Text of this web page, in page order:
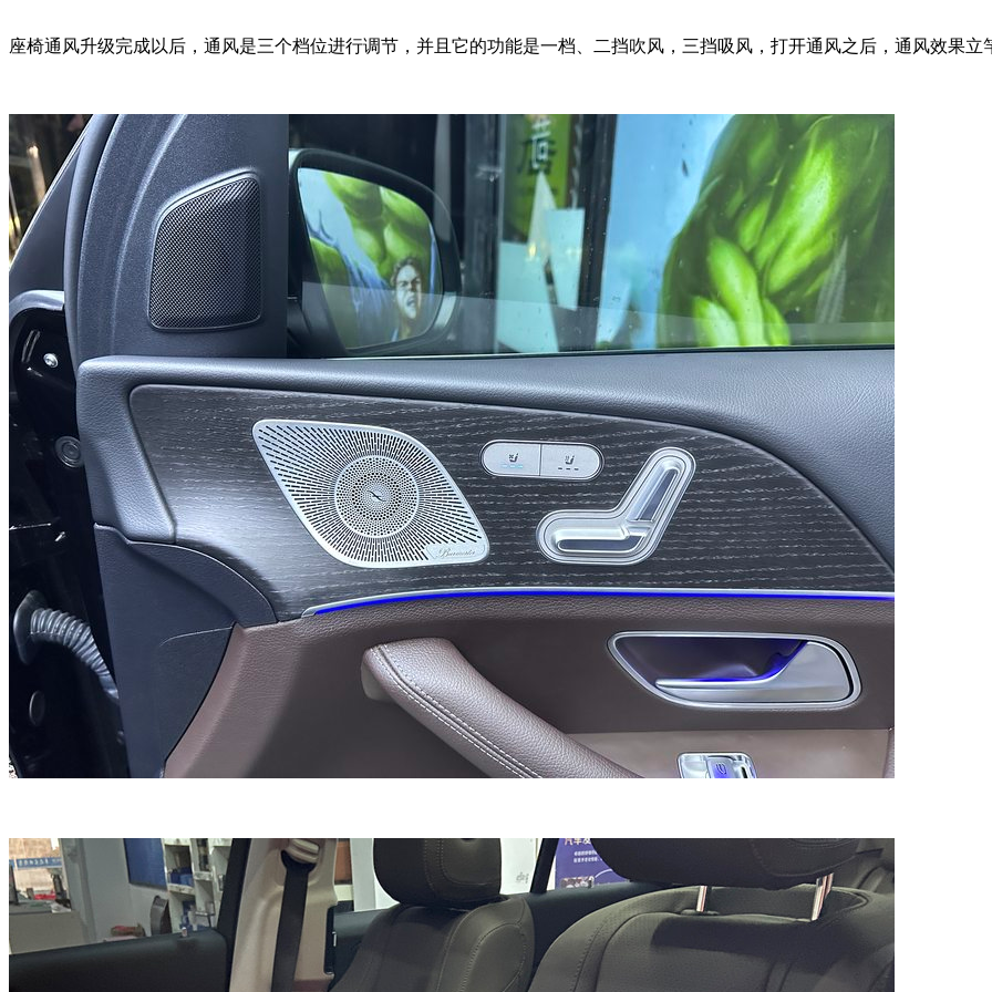
座椅通风升级完成以后，通风是三个档位进行调节，并且它的功能是一档、二挡吹风，三挡吸风，打开通风之后，通风效果立